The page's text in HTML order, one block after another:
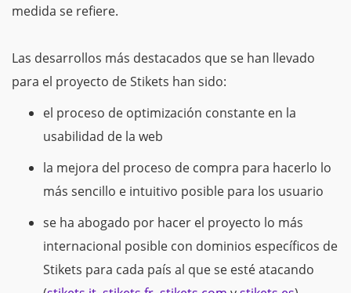
medida se refiere.
Las desarrollos más destacados que se han llevado
para el proyecto de Stikets han sido:
el proceso de optimización constante en la
usabilidad de la web
la mejora del proceso de compra para hacerlo lo
más sencillo e intuitivo posible para los usuario
se ha abogado por hacer el proyecto lo más
internacional posible con dominios específicos de
Stikets para cada país al que se esté atacando